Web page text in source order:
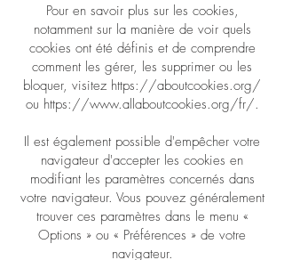
Pour en savoir plus sur les cookies,
notamment sur la manière de voir quels
cookies ont été définis et de comprendre
comment les gérer, les supprimer ou les
bloquer, visitez https://aboutcookies.org/
ou https://www.allaboutcookies.org/fr/.
Il est également possible d'empêcher votre
navigateur d'accepter les cookies en
modifiant les paramètres concernés dans
votre navigateur. Vous pouvez généralement
trouver ces paramètres dans le menu «
Options » ou « Préférences » de votre
navigateur.